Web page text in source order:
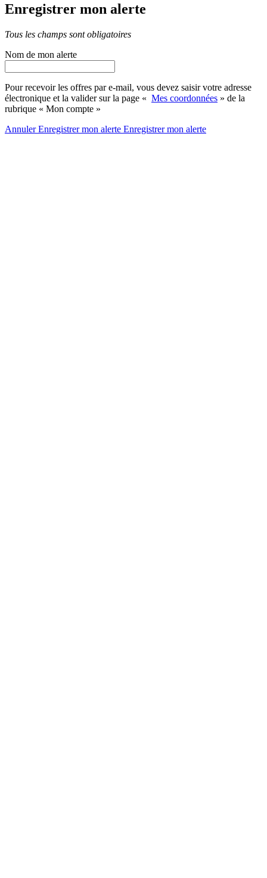
Enregistrer mon alerte
Tous les champs sont obligatoires
Nom de mon alerte
Pour recevoir les offres par e-mail, vous devez saisir votre adresse
électronique et la valider sur la page « Mes coordonnées » de la
rubrique « Mon compte »
AnnulerEnregistrer mon alerte Enregistrermon alerte